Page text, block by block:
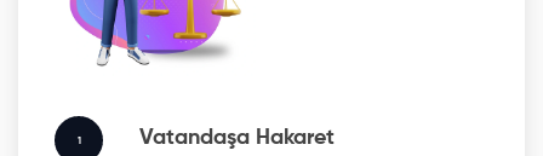
1 Vatandaşa Hakaret